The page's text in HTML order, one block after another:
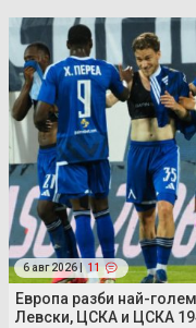
6 авг 2026 | 11
Европа разби най-
Левски, ЦСКА и ЦСКА